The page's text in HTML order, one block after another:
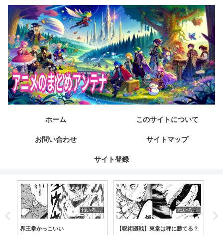
ホーム このサイトについて
お問い合わせ サイトマップ
サイト登録
ねいろ速報さん
界王拳かっこいい
ねいろ速報さん
【呪術廻戦】東堂は秤に勝てる？